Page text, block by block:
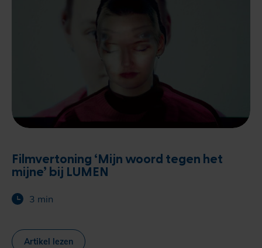
Filmvertoning ‘Mijn woord tegen het
mijne’ bij LUMEN
3 min
Artikel lezen